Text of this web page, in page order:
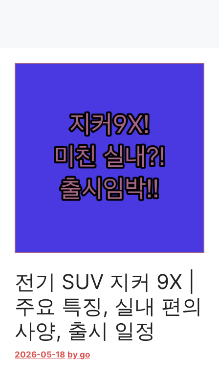
전기 SUV 지커 9X |
주요 특징, 실내 편의
사양, 출시 일정
2026-05-18 by go